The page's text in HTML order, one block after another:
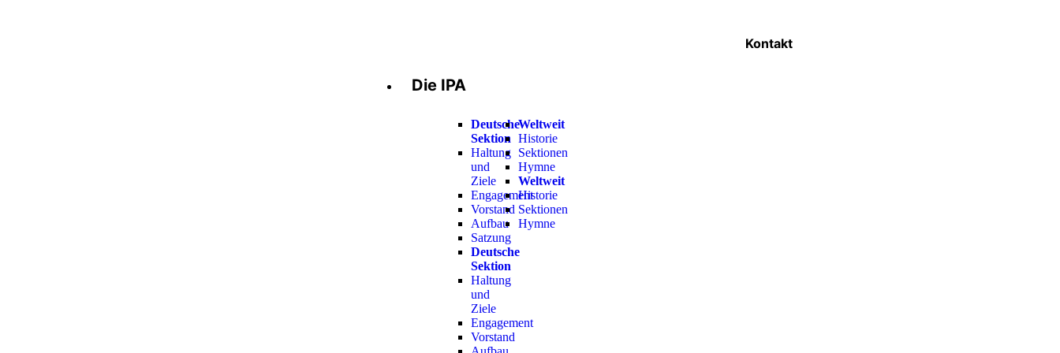
Kontakt
Die IPA
Deutsche
Sektion
Haltung
und
Ziele
Engagement
Vorstand
Aufbau
Satzung
Deutsche
Sektion
Haltung
und
Ziele
Engagement
Vorstand
Weltweit
Historie
Sektionen
Hymne
Weltweit
Historie
Sektionen
Hymne